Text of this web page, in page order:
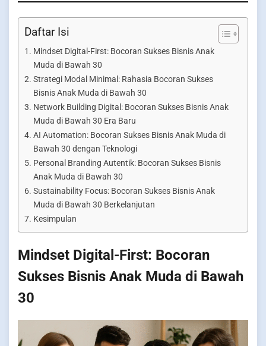
Daftar Isi
Mindset Digital-First: Bocoran Sukses Bisnis Anak
Muda di Bawah 30
Strategi Modal Minimal: Rahasia Bocoran Sukses
Bisnis Anak Muda di Bawah 30
Network Building Digital: Bocoran Sukses Bisnis Anak
Muda di Bawah 30 Era Baru
AI Automation: Bocoran Sukses Bisnis Anak Muda di
Bawah 30 dengan Teknologi
Personal Branding Autentik: Bocoran Sukses Bisnis
Anak Muda di Bawah 30
Sustainability Focus: Bocoran Sukses Bisnis Anak
Muda di Bawah 30 Berkelanjutan
Kesimpulan
Mindset Digital-First: Bocoran
Sukses Bisnis Anak Muda di Bawah
30